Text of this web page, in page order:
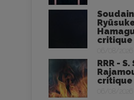
critique
06/08/2026
RRR - S.
critique
06/08/2026